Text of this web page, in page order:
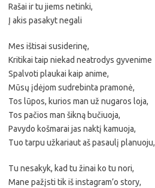
Rašai ir tu jiems netinki,
Į akis pasakyt negali
Mes ištisai susiderinę,
Kritikai taip niekad neatrodys gyvenime
Spalvoti plaukai kaip anime,
Mūsų įdėjom sudrebinta pramonė,
Tos lūpos, kurios man už nugaros loja,
Tos pačios man šikną bučiuoja,
Pavydo košmarai jas naktį kamuoja,
Tuo tarpu užkariaut aš pasaulį planuoju,
Tu nesakyk, kad tu žinai ko tu nori,
Mane pažįsti tik iš instagram’o story,